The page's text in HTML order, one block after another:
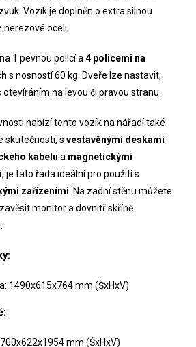
Vozík je doplněn o extra silnou
nerezové oceli.
1 pevnou policí a 4 policemi na
s nosností 60 kg. Dveře lze nastavit,
na levou či pravou stranu.
nabízí tento vozík na nářadí také
skutečnosti, s vestavěnými deskami
kabelu a magnetickými
, je tato řada ideální pro použití s ​​
zařízeními . Na zadní stěnu můžete
monitor a dovnitř skříně
1490x615x764 mm (ŠxHxV)
mm (ŠxHxV)